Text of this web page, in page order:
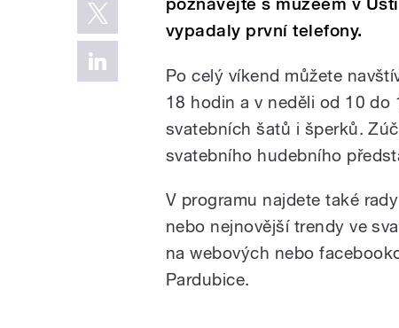
vypadaly první telefony.
Po celý víkend můžete
18 hodin a v neděli od 10
svatebních šatů i šperků.
svatebního hudebního
V programu najdete také
nebo nejnovější trendy ve
na webových nebo
Pardubice.